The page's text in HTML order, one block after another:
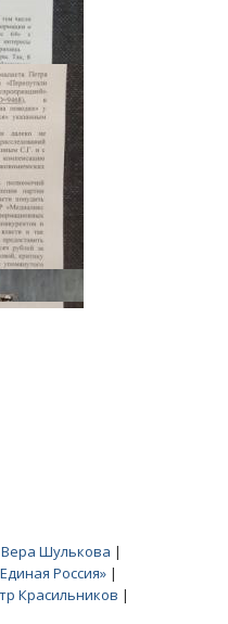
Шулькова |
Россия» |
Красильников |